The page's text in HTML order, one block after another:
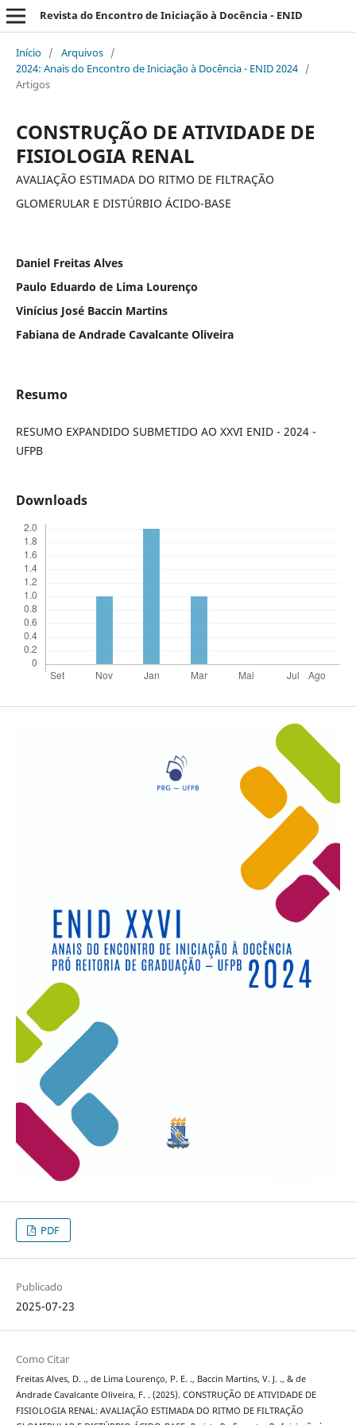
Revista do Encontro de Iniciação à Docência - ENID
Início / Arquivos /
2024: Anais do Encontro de Iniciação à Docência - ENID 2024 /
Artigos
CONSTRUÇÃO DE ATIVIDADE DE
FISIOLOGIA RENAL
AVALIAÇÃO ESTIMADA DO RITMO DE FILTRAÇÃO
GLOMERULAR E DISTÚRBIO ÁCIDO-BASE
Daniel Freitas Alves
Paulo Eduardo de Lima Lourenço
Vinícius José Baccin Martins
Fabiana de Andrade Cavalcante Oliveira
Resumo
RESUMO EXPANDIDO SUBMETIDO AO XXVI ENID - 2024 -
UFPB
Downloads
PDF
Publicado
2025-07-23
Como Citar
Freitas Alves, D. ., de Lima Lourenço, P. E. ., Baccin Martins, V. J. ., & de
Andrade Cavalcante Oliveira, F. . (2025). CONSTRUÇÃO DE ATIVIDADE DE
FISIOLOGIA RENAL: AVALIAÇÃO ESTIMADA DO RITMO DE FILTRAÇÃO